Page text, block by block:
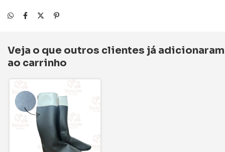
Veja o que outros clientes já adicionaram
ao carrinho